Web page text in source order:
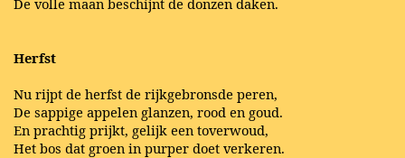
Herfst
Nu rijpt de herfst de rijkgebronsde peren,
De sappige appelen glanzen, rood en goud.
En prachtig prijkt, gelijk een toverwoud,
Het bos dat groen in purper doet verkeren.